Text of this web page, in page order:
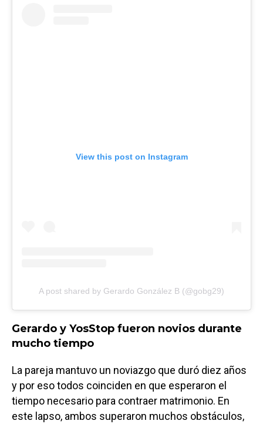
View this post on Instagram
A post shared by Gerardo González B (@gobg29)
Gerardo y YosStop fueron novios durante
mucho tiempo
La pareja mantuvo un noviazgo que duró diez años
y por eso todos coinciden en que esperaron el
tiempo necesario para contraer matrimonio. En
este lapso, ambos superaron muchos obstáculos,